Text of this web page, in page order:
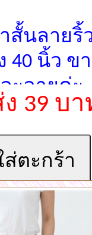
าสั้นลาย
40 นิ้ว ข
ะลายค่ะ
39 บา